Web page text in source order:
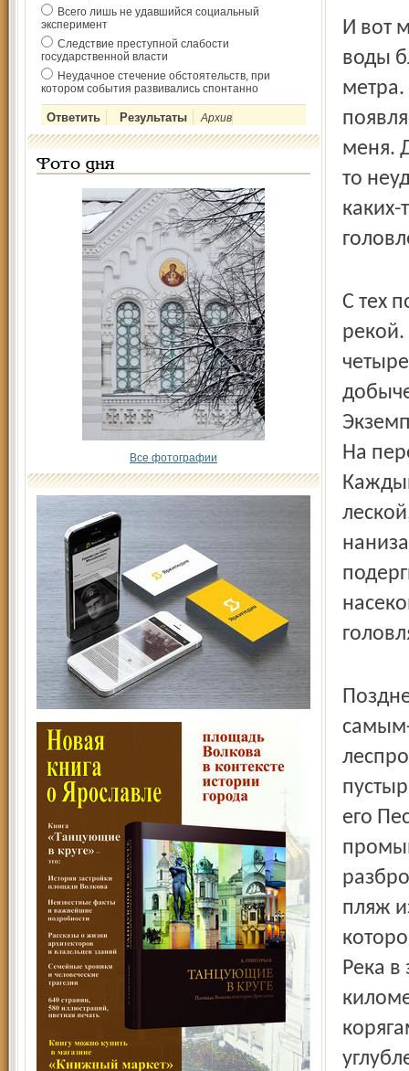
Всего лишь не удавшийся социальный
эксперимент
Следствие преступной слабости
государственной власти
Неудачное стечение обстоятельств, при
котором события развивались спонтанно
Архив
Фото дня
Все фотографии
И вот
воды
метра.
меня.
то
каких-
С тех
рекой.
На
его
пляж
Река